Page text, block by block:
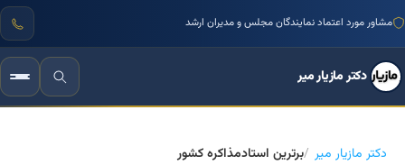
مشاور مورد اعتماد نمایندگان مجلس و مدیران ارشد
دکتر مازیار میر
دکتر مازیار میر برترین استادمذاکره کشور